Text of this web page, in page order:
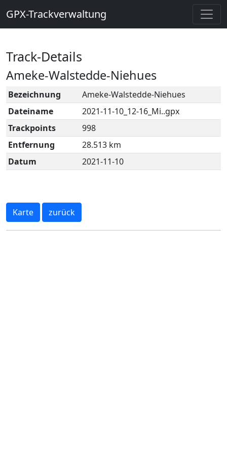
GPX-Trackverwaltung
Track-Details
Ameke-Walstedde-Niehues
Bezeichnung
Ameke-Walstedde-Niehues
Dateiname
2021-11-10_12-16_Mi..gpx
Trackpoints
998
Entfernung
28.513 km
Datum
2021-11-10
Karte zurück